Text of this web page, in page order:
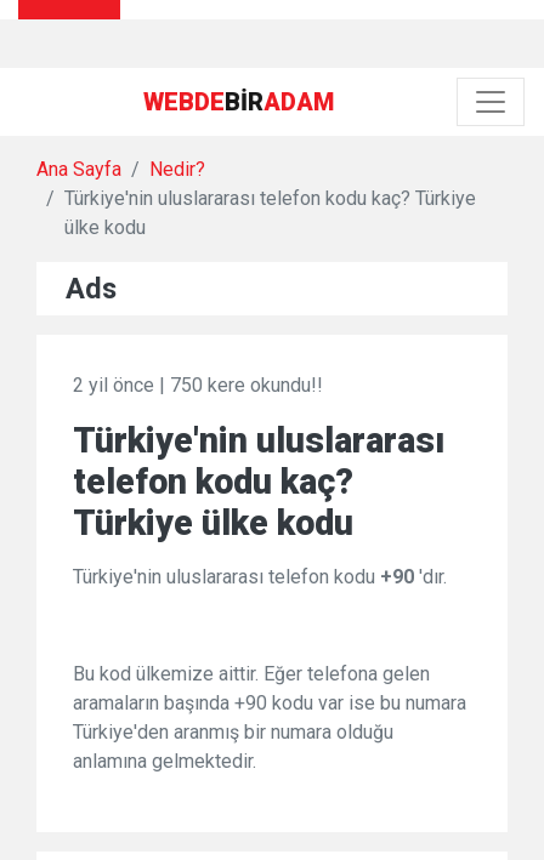
WEBDEBIRADAM
Ana Sayfa
Nedir?
Türkiye'nin uluslararası telefon kodu kaç? Türkiye
ülke kodu
Ads
2 yil önce | 750 kere okundu!!
Türkiye'nin uluslararası
telefon kodu kaç?
Türkiye ülke kodu
Türkiye'nin uluslararası telefon kodu +90 'dır.
Bu kod ülkemize aittir. Eğer telefona gelen
aramaların başında +90 kodu var ise bu numara
Türkiye'den aranmış bir numara olduğu
anlamına gelmektedir.